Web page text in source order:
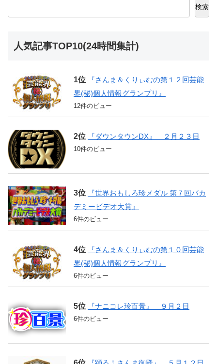
検索
人気記事TOP10(24時間集計)
『さんま＆くりぃむの第１２回芸能
界(秘)個人情報グランプリ』
12件のビュー
『ダウンタウンDX』 ２月２３日
10件のビュー
『世界おもしろ珍メダル 第７回バカ
デミービデオ大賞』
6件のビュー
『さんま＆くりぃむの第１０回芸能
界(秘)個人情報グランプリ』
6件のビュー
『ナニコレ珍百景』 ９月２日
6件のビュー